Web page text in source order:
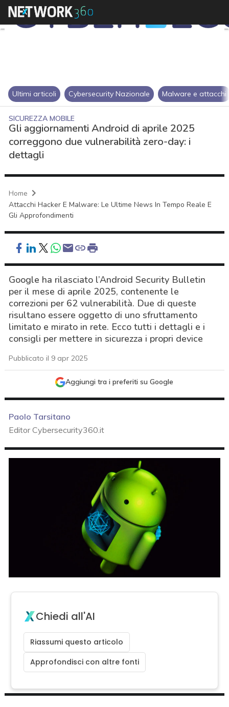
Ultimi articoli Cybersecurity Nazionale Malware e attacchi
SICUREZZA MOBILE
Gli aggiornamenti Android di aprile 2025
correggono due vulnerabilità zero-day: i
dettagli
Home
Attacchi Hacker E Malware: Le Ultime News In Tempo Reale E
Gli Approfondimenti
Google ha rilasciato l’Android Security Bulletin
per il mese di aprile 2025, contenente le
correzioni per 62 vulnerabilità. Due di queste
risultano essere oggetto di uno sfruttamento
limitato e mirato in rete. Ecco tutti i dettagli e i
consigli per mettere in sicurezza i propri device
Pubblicato il 9 apr 2025
Aggiungi tra i preferiti su Google
Paolo Tarsitano
Editor Cybersecurity360.it
Chiedi all'AI
Riassumi questo articolo
Approfondisci con altre fonti